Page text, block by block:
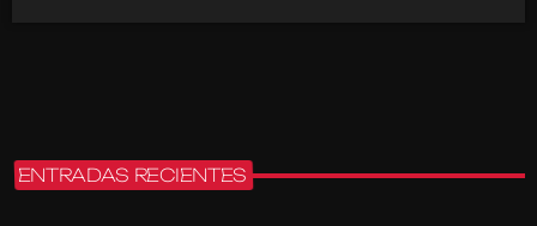
ENTRADAS RECIENTES